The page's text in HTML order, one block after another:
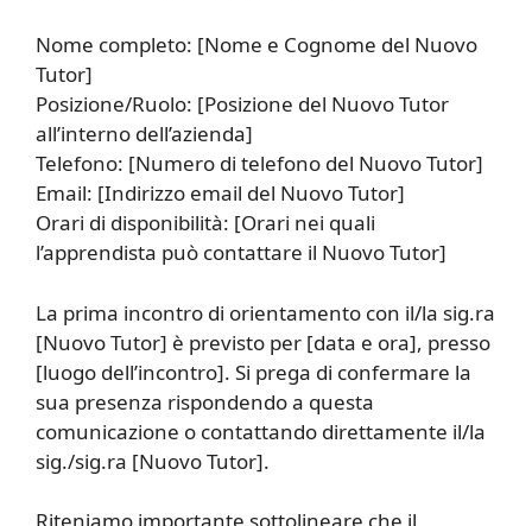
Nome completo: [Nome e Cognome del Nuovo
Tutor]
Posizione/Ruolo: [Posizione del Nuovo Tutor
all’interno dell’azienda]
Telefono: [Numero di telefono del Nuovo Tutor]
Email: [Indirizzo email del Nuovo Tutor]
Orari di disponibilità: [Orari nei quali
l’apprendista può contattare il Nuovo Tutor]
La prima incontro di orientamento con il/la sig.ra
[Nuovo Tutor] è previsto per [data e ora], presso
[luogo dell’incontro]. Si prega di confermare la
sua presenza rispondendo a questa
comunicazione o contattando direttamente il/la
sig./sig.ra [Nuovo Tutor].